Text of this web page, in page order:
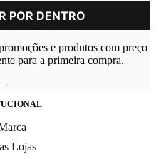
e produtos com preço
para a primeira compra.
Lojas